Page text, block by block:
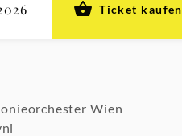
Ticket kaufen
Wien